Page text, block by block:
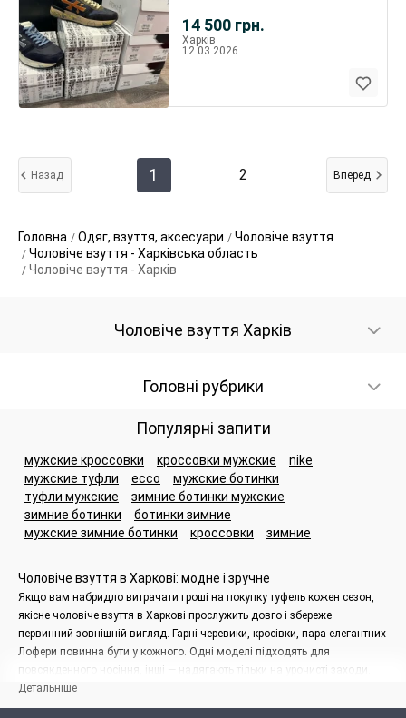
14 500 грн.
Харків
12.03.2026
Назад 1 2 Вперед
Головна Одяг, взуття, аксесуари
Чоловіче взуття
Чоловіче взуття - Харківська область
Чоловіче взуття - Харків
Чоловіче взуття Харків
Головні рубрики
Популярні запити
мужские кроссовки кроссовки мужские
nike
мужские туфли
ecco
мужские ботинки
туфли мужские
зимние ботинки мужские
зимние ботинки
ботинки зимние
мужские зимние ботинки
кроссовки зимние
Чоловіче взуття в Харкові: модне і зручне
Якщо вам набридло витрачати гроші на покупку туфель кожен сезон,
якісне чоловіче взуття в Харкові прослужить довго і збереже
первинний зовнішній вигляд. Гарні черевики, кросівки, пара елегантних
Лофери повинна бути у кожного. Одні моделі підходять для
повсякденного носіння, інші — надягають тільки на урочисті заходи.
Якісне взуття доповнить стильний чоловічий образ і гарантує
комфортне використання.
Детальніше